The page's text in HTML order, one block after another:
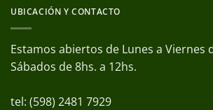
UBICACIÓN Y CONTACTO
Estamos abiertos de Lunes a Viernes
Sábados de 8hs. a 12hs.
tel: (598) 2481 7929